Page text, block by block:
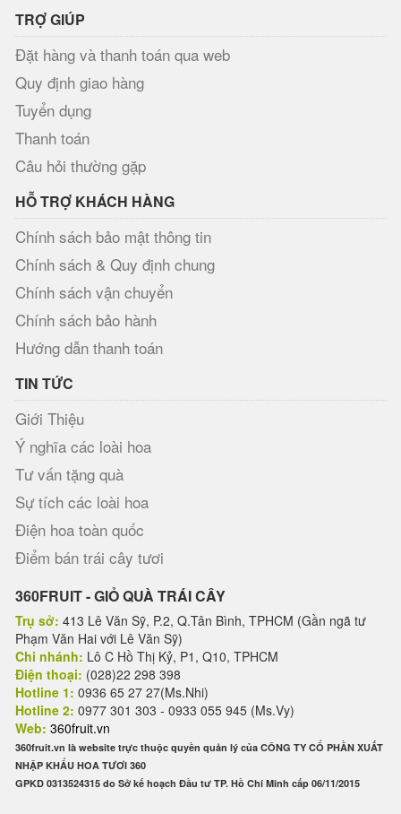
TRỢ GIÚP
Đặt hàng và thanh toán qua web
Quy định giao hàng
Tuyển dụng
Thanh toán
Câu hỏi thường gặp
HỖ TRỢ KHÁCH HÀNG
Chính sách bảo mật thông tin
Chính sách & Quy định chung
Chính sách vận chuyển
Chính sách bảo hành
Hướng dẫn thanh toán
TIN TỨC
Giới Thiệu
Ý nghĩa các loài hoa
Tư vấn tặng quà
Sự tích các loài hoa
Điện hoa toàn quốc
Điểm bán trái cây tươi
360FRUIT - GIỎ QUÀ TRÁI CÂY
Trụ sở: 413 Lê Văn Sỹ, P.2, Q.Tân Bình, TPHCM (Gần ngã tư
Phạm Văn Hai với Lê Văn Sỹ)
Chi nhánh: Lô C Hồ Thị Kỷ, P1, Q10, TPHCM
Điện thoại: (028)22 298 398
Hotline 1: 0936 65 27 27(Ms.Nhi)
Hotline 2: 0977 301 303 - 0933 055 945 (Ms.Vy)
Web: 360fruit.vn
360fruit.vn là website trực thuộc quyền quản lý của CÔNG TY CỔ PHẦN XUẤT
NHẬP KHẨU HOA TƯƠI 360
GPKD 0313524315 do Sở kế hoạch Đầu tư TP. Hồ Chí Minh cấp 06/11/2015